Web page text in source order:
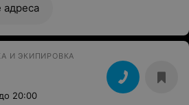
адреса
И ЭКИПИРОВКА
до 20:00